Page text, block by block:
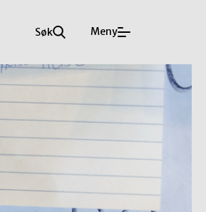
Søk Meny